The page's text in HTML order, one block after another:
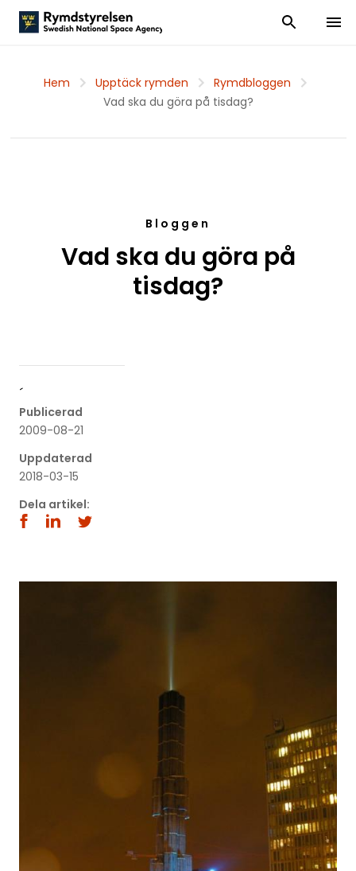
Visa och dölj
Visa
Hem Upptäck rymden
Rymdbloggen
Vad ska du göra på tisdag?
Bloggen
Vad ska du göra på
tisdag?
´
Publicerad
2009-08-21
Uppdaterad
2018-03-15
Dela artikel: